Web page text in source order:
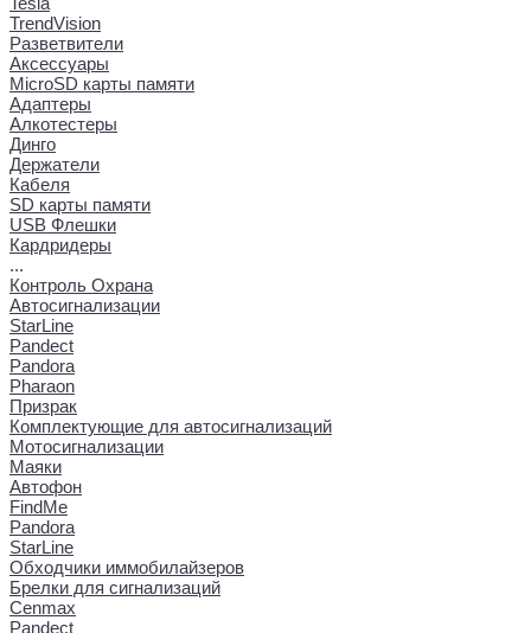
TrendVision
Разветвители
Аксессуары
MicroSD карты памяти
Адаптеры
Алкотестеры
Динго
Держатели
Кабеля
SD карты памяти
USB Флешки
Кардридеры
...
Контроль Охрана
Автосигнализации
StarLine
Pandect
Pandora
Pharaon
Призрак
Комплектующие для автосигнализаций
Мотосигнализации
Маяки
Автофон
FindMe
Pandora
StarLine
Обходчики иммобилайзеров
Брелки для сигнализаций
Cenmax
Pandect